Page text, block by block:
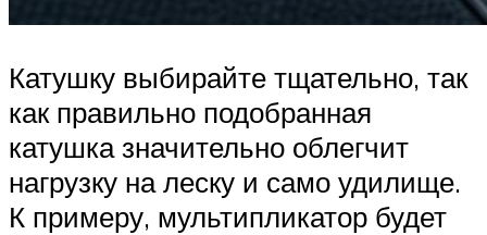
Катушку выбирайте тщательно, так
как правильно подобранная
катушка значительно облегчит
нагрузку на леску и само удилище.
К примеру, мультипликатор будет